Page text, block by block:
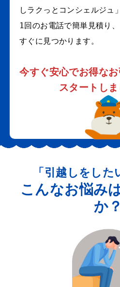
しラクっとコンシェルジュ
1回のお電話で簡単見積り
すぐに見つかります。
今すぐ安心でお得な
スタートしま
「引越しをした
こんなお悩み
か？